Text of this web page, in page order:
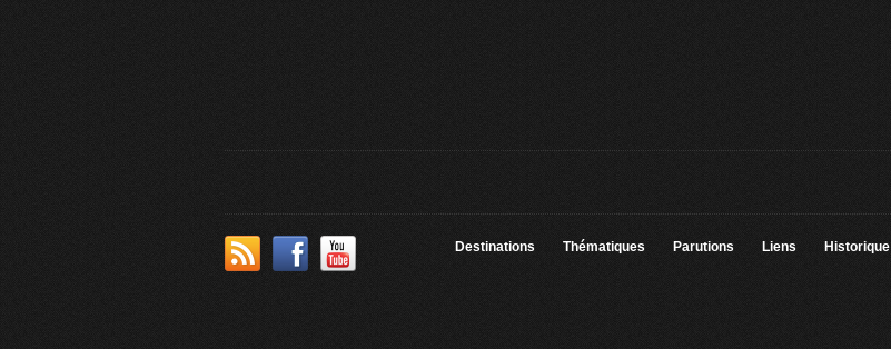
Destinations Thématiques Parutions Liens Historique